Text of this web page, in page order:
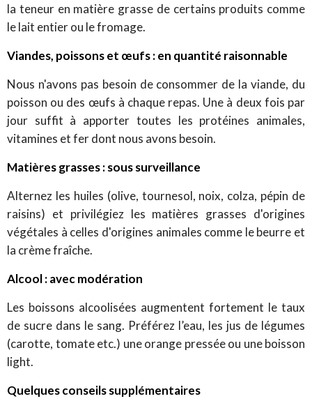
la teneur en matière grasse de certains produits comme
le lait entier ou le fromage.
Viandes, poissons et œufs : en quantité raisonnable
Nous n'avons pas besoin de consommer de la viande, du
poisson ou des œufs à chaque repas. Une à deux fois par
jour suffit à apporter toutes les protéines animales,
vitamines et fer dont nous avons besoin.
Matières grasses : sous surveillance
Alternez les huiles (olive, tournesol, noix, colza, pépin de
raisins) et privilégiez les matières grasses d'origines
végétales à celles d'origines animales comme le beurre et
la crème fraîche.
Alcool : avec modération
Les boissons alcoolisées augmentent fortement le taux
de sucre dans le sang. Préférez l’eau, les jus de légumes
(carotte, tomate etc.) une orange pressée ou une boisson
light.
Quelques conseils supplémentaires